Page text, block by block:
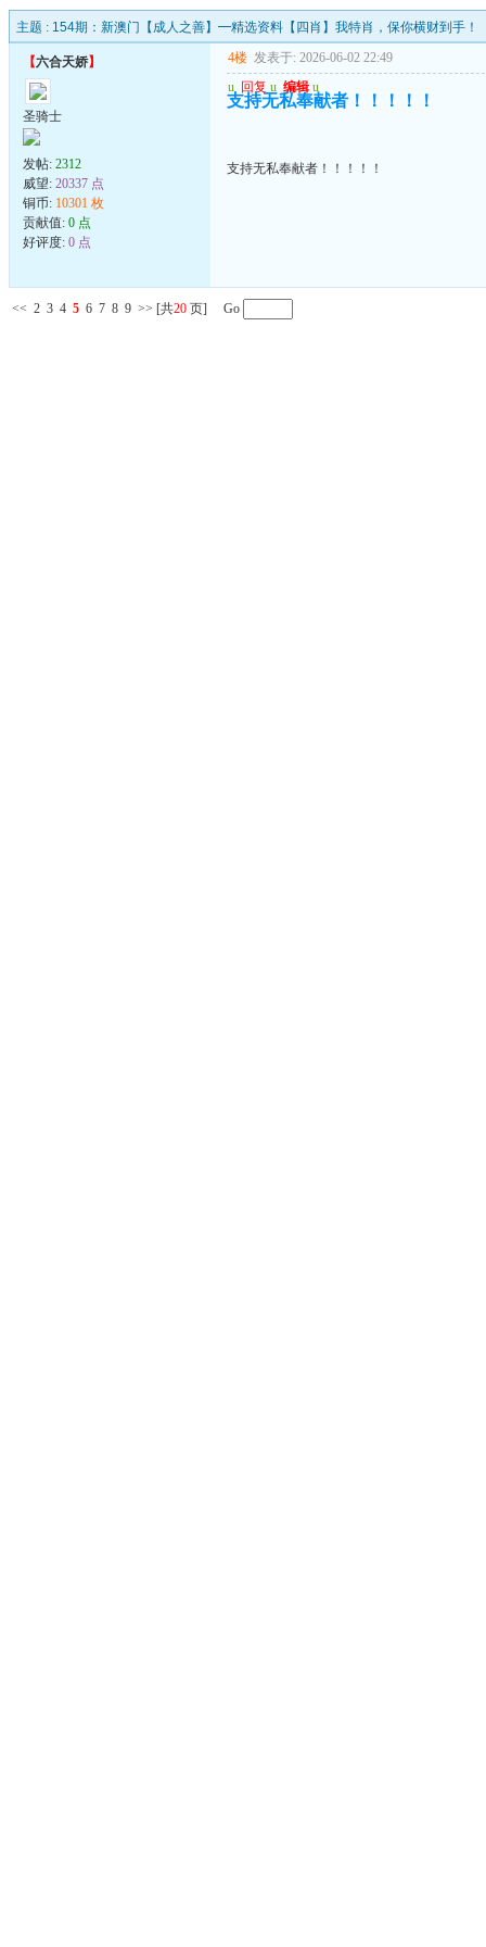
主题 : 154期：新澳门【成人之善】━精选资料【四肖】我特肖，保你横财到手！
【六合天娇】
圣骑士
发帖: 2312
威望: 20337 点
铜币: 10301 枚
贡献值: 0 点
好评度: 0 点
4楼 发表于: 2026-06-02 22:49
u 回复 u 编辑 u
支持无私奉献者！！！！！
支持无私奉献者！！！！！
<< 2 3 4 5 6 7 8 9 >> [共20 页] Go